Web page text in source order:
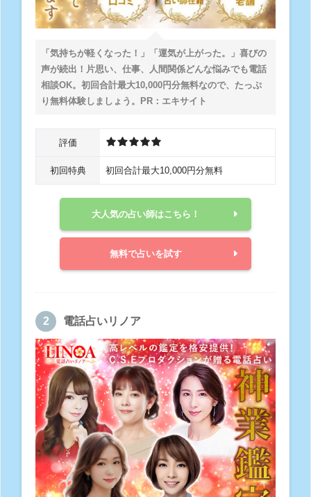
「気持ちが軽くなった！」「運気が上がった。」喜びの
声が続出！片思い、仕事、人間関係どんな悩みでも電話
相談OK。 初回合計最大10,000円分無料なので、たっぷ
り無料体験しましょう。PR：エキサイト
評価
初回特典 初回合計最大10,000円分無料
大人気の占い師はこちら！
無料で占いを試す
電話占いリノア